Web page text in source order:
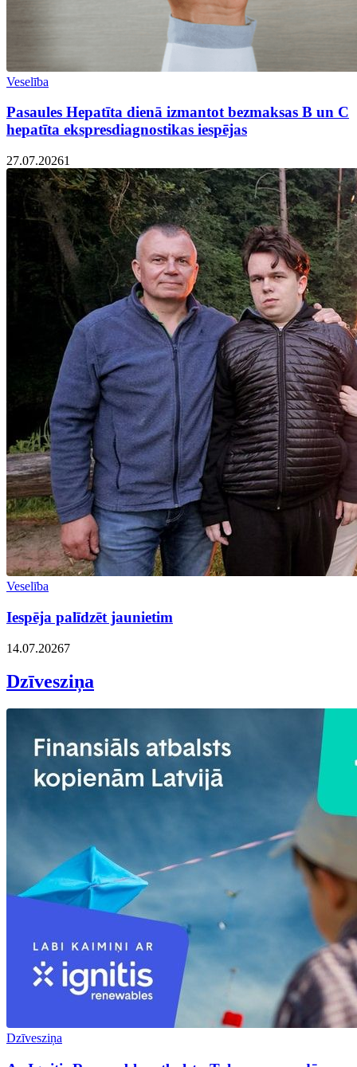
Veselība
Pasaules Hepatīta dienā izmantot bezmaksas B un C
hepatīta ekspresdiagnostikas iespējas
27.07.20261
Veselība
Iespēja palīdzēt jaunietim
14.07.20267
Dzīvesziņa
Dzīvesziņa